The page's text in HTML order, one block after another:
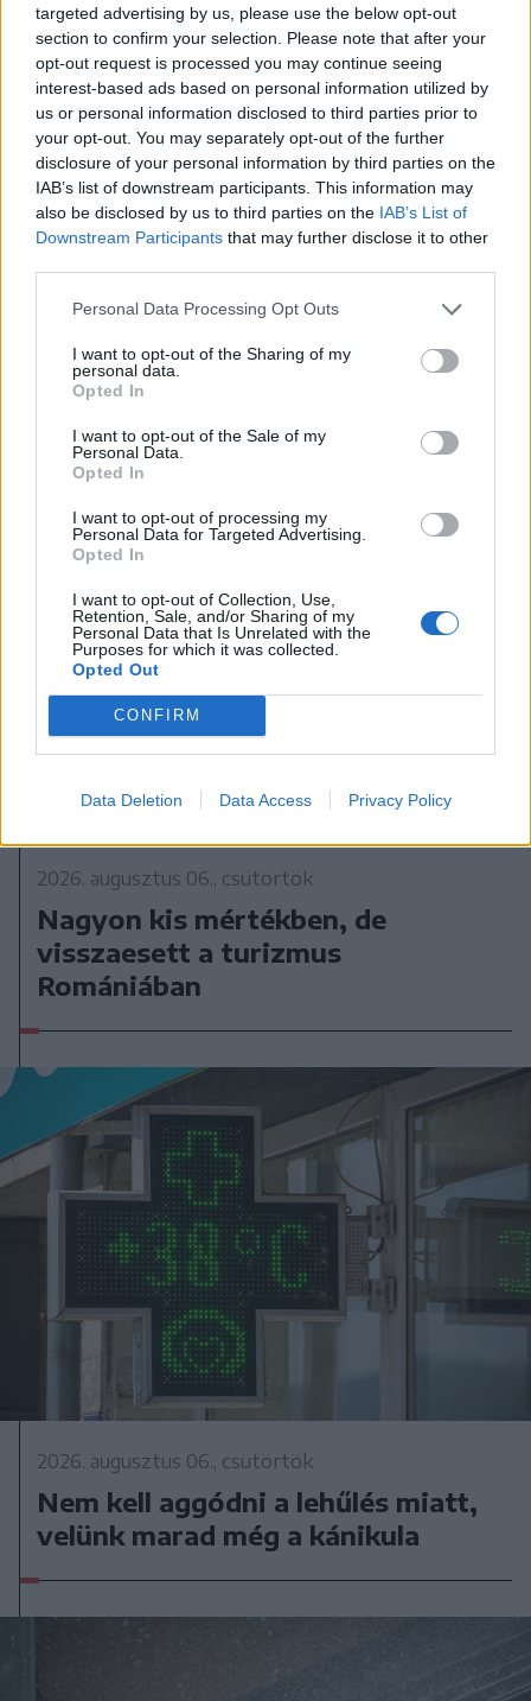
targeted advertising by us, please use the below opt-out
section to confirm your selection. Please note that after your
opt-out request is processed you may continue seeing
interest-based ads based on personal information utilized by
us or personal information disclosed to third parties prior to
your opt-out. You may separately opt-out of the further
disclosure of your personal information by third parties on the
IAB’s list of downstream participants. This information may
also be disclosed by us to third parties on the IAB’s List of
Downstream Participants that may further disclose it to other
Personal Data Processing Opt Outs
I want to opt-out of the Sharing of my
personal data.
Opted In
I want to opt-out of the Sale of my
Personal Data.
Opted In
I want to opt-out of processing my
Personal Data for Targeted Advertising.
Opted In
I want to opt-out of Collection, Use,
Retention, Sale, and/or Sharing of my
Personal Data that Is Unrelated with the
Purposes for which it was collected.
Opted Out
CONFIRM
Data Deletion Data Access Privacy Policy
2026. augusztus 06., csütörtök
Gondoskodik az ügyvivő kormány
hogy lehessen személyzetet
alkalmazni az újonnan nyíló
2026. augusztus 06., csütörtök
Nagyon kis mértékben, de
visszaesett a turizmus
Romániában
2026. augusztus 06., csütörtök
Nem kell aggódni a lehűlés miatt,
velünk marad még a kánikula